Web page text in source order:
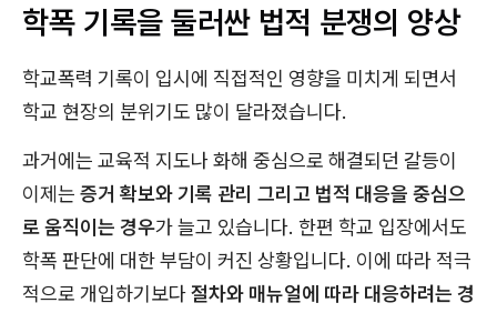
학폭 기록을 둘러싼 법적 분쟁의 양상
학교폭력 기록이 입시에 직접적인 영향을 미치게 되면서
학교 현장의 분위기도 많이 달라졌습니다.
과거에는 교육적 지도나 화해 중심으로 해결되던 갈등이
이제는 증거 확보와 기록 관리 그리고 법적 대응을 중심으
로 움직이는 경우가 늘고 있습니다. 한편 학교 입장에서도
학폭 판단에 대한 부담이 커진 상황입니다. 이에 따라 적극
적으로 개입하기보다절차와 매뉴얼에 따라 대응하려는 경